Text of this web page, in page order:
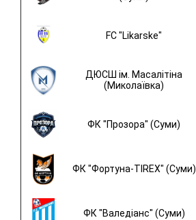
FC "Likarske"
ДЮСШ ім. Масалітіна
(Миколаївка)
ФК "Прозора" (Суми)
ФК "Фортуна-TIREX" (Суми)
ФК "Валедіанс" (Суми)